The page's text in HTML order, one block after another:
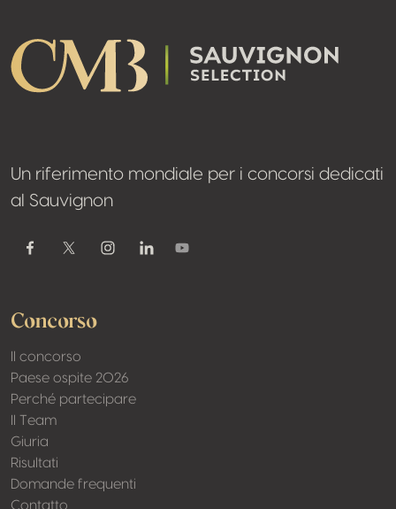
Un riferimento mondiale per i concorsi dedicati
al Sauvignon
FacebookTwitter / XInstagramLinkedinYoutube
Concorso
Il concorso
Paese ospite 2026
Perché partecipare
Il Team
Giuria
Risultati
Domande frequenti
Contatto